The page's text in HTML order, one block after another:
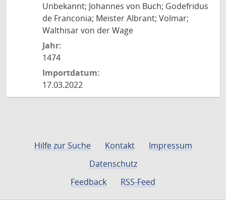
Unbekannt; Johannes von Buch; Godefridus
de Franconia; Meister Albrant; Volmar;
Walthisar von der Wage
Jahr:
1474
Importdatum:
17.03.2022
Hilfe zur Suche Kontakt
Impressum
Datenschutz
Feedback
RSS-Feed